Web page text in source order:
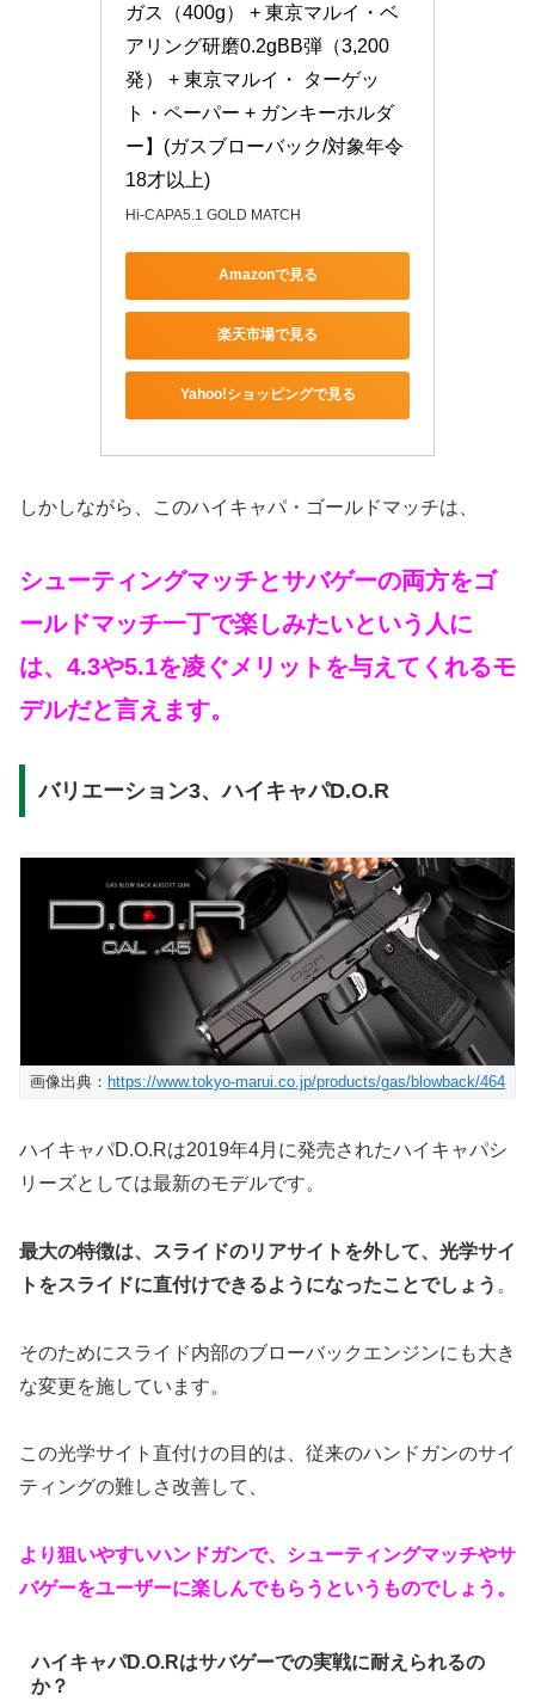
ガス（400g） + 東京マルイ・ベ
アリング研磨0.2gBB弾（3,200
発） + 東京マルイ・ ターゲッ
ト・ペーパー + ガンキーホルダ
ー】(ガスブローバック/対象年令
18才以上)
Hi-CAPA5.1 GOLD MATCH
Amazonで見る
楽天市場で見る
Yahoo!ショッピングで見る
しかしながら、このハイキャパ・ゴールドマッチは、
シューティングマッチとサバゲーの両方をゴ
ールドマッチ一丁で楽しみたいという人に
は、4.3や5.1を凌ぐメリットを与えてくれるモ
デルだと言えます。
バリエーション3、ハイキャパD.O.R
画像出典： https://www.tokyo-marui.co.jp/products/gas/blowback/464
ハイキャパD.O.Rは2019年4月に発売されたハイキャパシ
リーズとしては最新のモデルです。
最大の特徴は、スライドのリアサイトを外して、光学サイ
トをスライドに直付けできるようになったことでしょう 。
そのためにスライド内部のブローバックエンジンにも大き
な変更を施しています。
この光学サイト直付けの目的は、従来のハンドガンのサイ
ティングの難しさ改善して、
より狙いやすいハンドガンで、シューティングマッチやサ
バゲーをユーザーに楽しんでもらうというものでしょう。
ハイキャパD.O.Rはサバゲーでの実戦に耐えられるの
か？